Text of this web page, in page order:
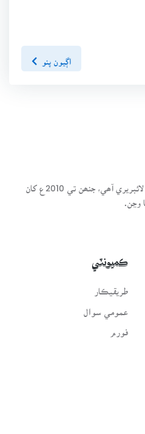
اڳيون پنو
سنڌسلامت ڪتاب گهر ھڪ آن لائين لائبريري آھي، جنھن تي 2010ع کان
وڃن.
ڪميونٽي
طريقيڪار
عمومي سوال
فورم